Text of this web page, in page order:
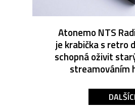
Atonemo NTS
je krabička s retro
schopná oživit
streamováním